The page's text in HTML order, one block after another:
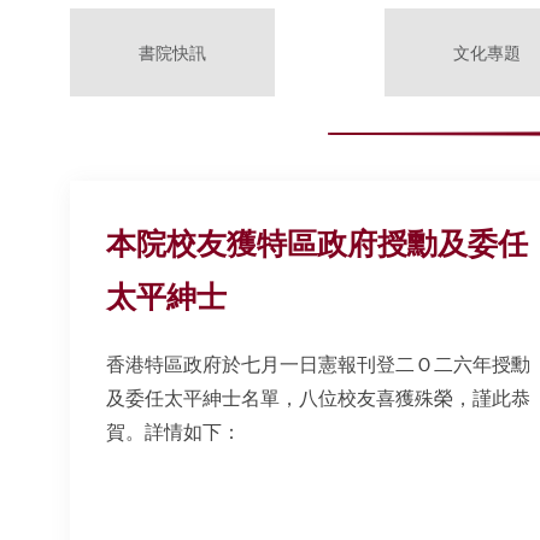
書院快訊 文化專題
本院校友獲特區政府授勳及委任
太平紳士
香港特區政府於七月一日憲報刊登二Ｏ二六年授勳
及委任太平紳士名單，八位校友喜獲殊榮，謹此恭
賀。詳情如下：